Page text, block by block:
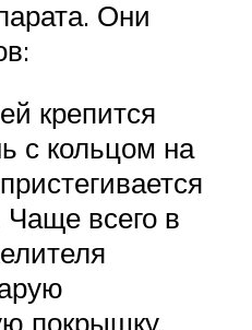
Они
крепится
с кольцом на
Чаще всего в
покрышку.